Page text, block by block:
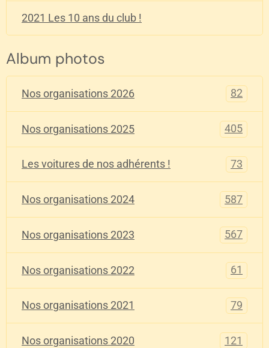
2021 Les 10 ans du club !
Album photos
Nos organisations 2026 82
Nos organisations 2025 405
Les voitures de nos adhérents ! 73
Nos organisations 2024 587
Nos organisations 2023 567
Nos organisations 2022 61
Nos organisations 2021 79
Nos organisations 2020 121